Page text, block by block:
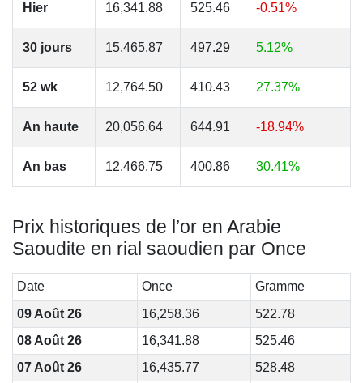
Hier 16,341.88 525.46 -0.51%
30 jours 15,465.87 497.29 5.12%
52 wk 12,764.50 410.43 27.37%
An haute 20,056.64 644.91 -18.94%
An bas 12,466.75 400.86 30.41%
Prix historiques de l’or en Arabie
Saoudite en rial saoudien par Once
Date Once
Gramme
09 Août 26
16,258.36
522.78
08 Août 26
16,341.88
525.46
07 Août 26
16,435.77
528.48